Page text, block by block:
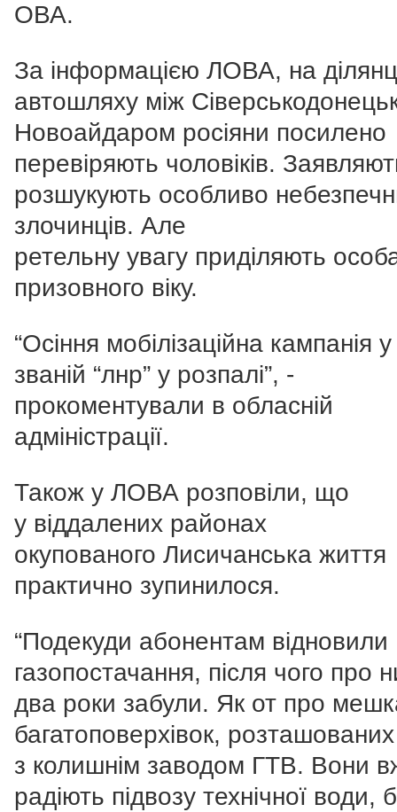
ОВА.
За інформацією ЛОВА, на
автошляху між
Новоайдаром росіяни посилено
перевіряють чоловіків.
розшукують особливо
злочинців. Але
ретельну увагу приділяють
призовного віку.
“Осіння мобілізаційна кампанія
званій “лнр” у розпалі”, -
прокоментували в обласній
адміністрації.
Також у ЛОВА розповіли, що
у віддалених районах
окупованого Лисичанська життя
практично зупинилося.
“Подекуди абонентам відновили
газопостачання, після чого про
два роки забули. Як от про
багатоповерхівок,
з колишнім заводом ГТВ. Вони
радіють підвозу технічної води,